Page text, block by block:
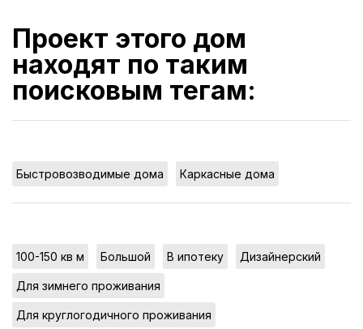
Проект этого дом
находят по таким
поисковым тегам:
Быстровозводимые дома Каркасные дома
100-150 кв м Большой В ипотеку Дизайнерский
Для зимнего проживания
Для круглогодичного проживания